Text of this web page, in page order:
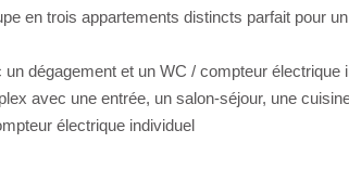
en trois appartements distincts parfait pour
dégagement et un WC / compteur électrique
avec une entrée, un salon-séjour, une
électrique individuel